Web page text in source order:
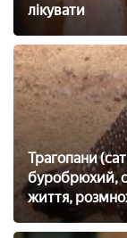
лікувати
Трагопани
буробрюхий,
життя,